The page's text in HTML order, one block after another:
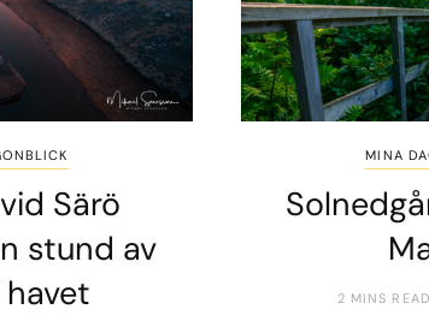
Särö
stund av
MINA
2 MINS READ